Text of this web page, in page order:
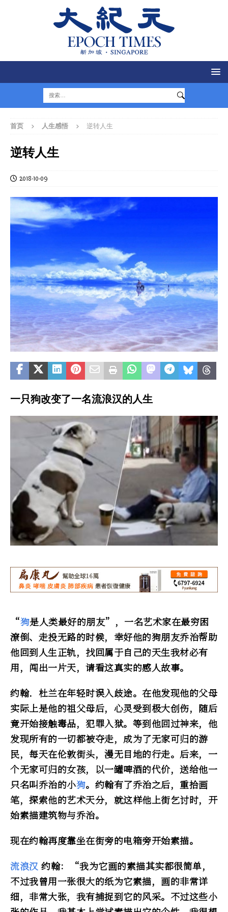
首页 人生感悟 逆转人生
逆转人生
2018-10-09
一只狗改变了一名流浪汉的人生
“狗是人类最好的朋友”，一名艺术家在最穷困
潦倒、走投无路的时候，幸好他的狗朋友乔治帮助
他回到人生正轨，找回属于自己的天生我材必有
用，闯出一片天，请看这真实的感人故事。
约翰．杜兰在年轻时误入歧途。在他发现他的父母
实际上是他的祖父母后，心灵受到极大创伤，随后
竟开始接触毒品，犯罪入狱。等到他回过神来，他
发现所有的一切都被夺走，成为了无家可归的游
民，每天在伦敦街头，漫无目地的行走。后来，一
个无家可归的女孩，以一罐啤酒的代价，送给他一
只名叫乔治的小狗。约翰有了乔治之后，重拾画
笔，探索他的艺术天分，就这样他上街乞讨时，开
始素描建筑物与乔治。
现在约翰再度靠坐在街旁的电箱旁开始素描。
流浪汉 约翰：“我为它画的素描其实都很简单，
不过我曾用一张很大的纸为它素描，画的非常详
细，非常大张，我有捕捉到它的风采。不过这些小